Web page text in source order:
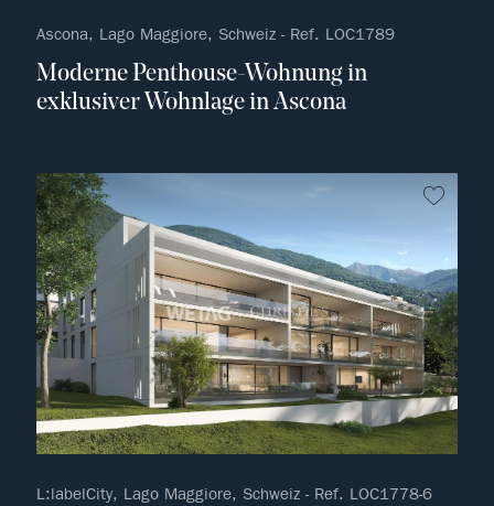
Ascona, Lago Maggiore, Schweiz - Ref. LOC1789
Moderne Penthouse-Wohnung in
exklusiver Wohnlage in Ascona
L:labelCity, Lago Maggiore, Schweiz - Ref. LOC1778-6